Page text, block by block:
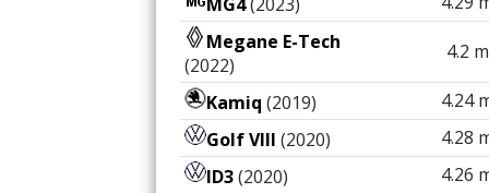
Consommation moyenne :
5,3L/
l’E85
Problèmes rencontrés :
portière
Note :18/20
Megane E-Tech
(2022)
4.2 m
Kamiq (2019) 4.24
Golf VIII (2020) 4.28
ID3(2020) 4.26